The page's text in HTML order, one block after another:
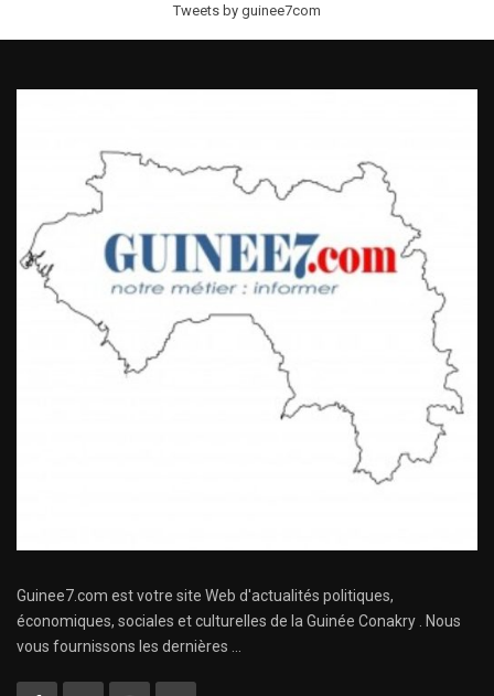
Tweets by guinee7com
Guinee7.com est votre site Web d'actualités politiques,
économiques, sociales et culturelles de la Guinée Conakry . Nous
vous fournissons les dernières ...